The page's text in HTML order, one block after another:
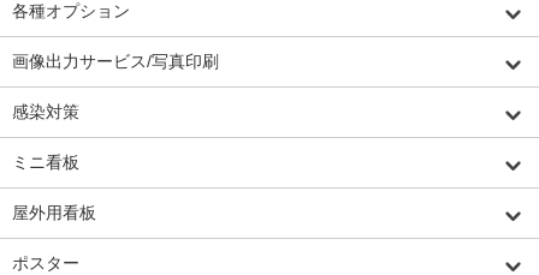
各種オプション
画像出力サービス/写真印刷
感染対策
ミニ看板
屋外用看板
ポスター